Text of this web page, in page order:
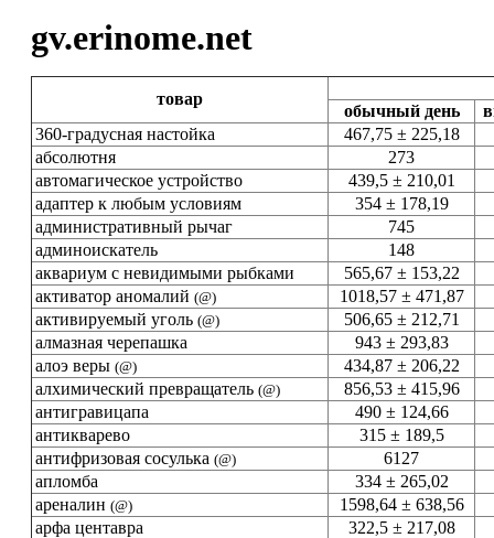
gv.erinome.net
товар
обычный день
360-градусная настойка
467,75 ± 225,18
абсолютня
273
автомагическое устройство
439,5 ± 210,01
адаптер к любым условиям
354 ± 178,19
административный рычаг
745
админоискатель
148
аквариум с невидимыми рыбками
565,67 ± 153,22
активатор аномалий (@)
1018,57 ± 471,87
активируемый уголь (@)
506,65 ± 212,71
алмазная черепашка
943 ± 293,83
алоэ веры (@)
434,87 ± 206,22
алхимический превращатель (@)
856,53 ± 415,96
антигравицапа
490 ± 124,66
антикварево
315 ± 189,5
антифризовая сосулька (@)
6127
апломба
334 ± 265,02
ареналин (@)
1598,64 ± 638,56
арфа центавра
322,5 ± 217,08